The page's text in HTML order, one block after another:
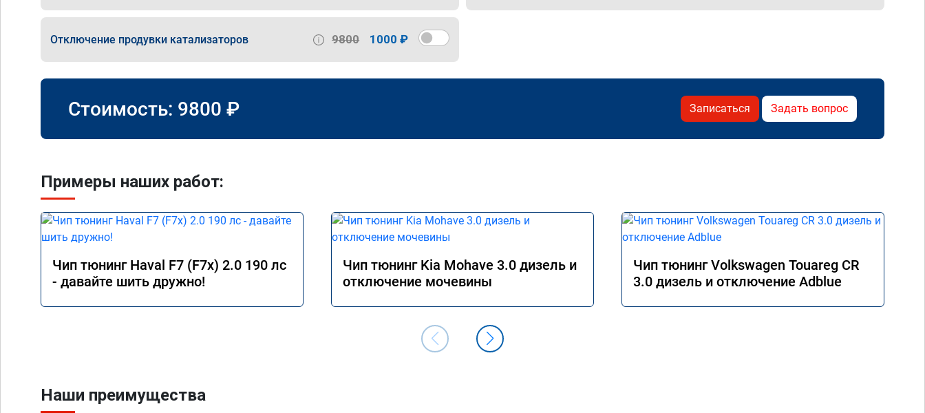
Отключение продувки катализаторов 9800 1000 ₽
Стоимость: 9800 ₽ Записаться Задать вопрос
Примеры наших работ:
Чип тюнинг Haval F7 (F7x) 2.0 190 лс
- давайте шить дружно!
Чип тюнинг Kia Mohave 3.0 дизель и
отключение мочевины
Чип тюнинг Volkswagen Touareg CR
3.0 дизель и отключение Adblue
Наши преимущества